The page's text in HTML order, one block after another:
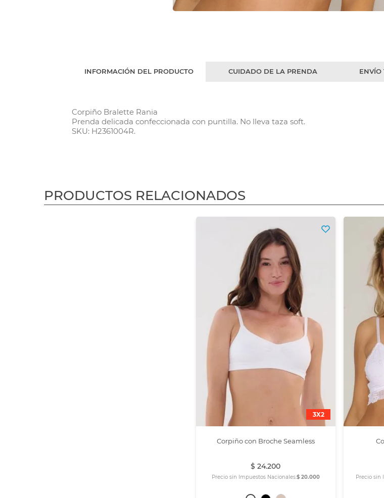
INFORMACIÓN DEL PRODUCTO CUIDADO DE LA PRENDA ENVÍO
Corpiño Bralette Rania
Prenda delicada confeccionada con puntilla. No lleva taza soft.
SKU: H2361004R.
PRODUCTOS RELACIONADOS
3X2
Corpiño con Broche Seamless
$ 24.200
Precio sin Impuestos Nacionales:$ 20.000 Precio sin